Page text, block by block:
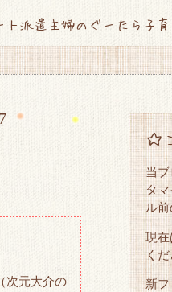
ト派遣主婦のぐーたら子
次元大介の
☆
当
タ
ル前
現在
くだ
新